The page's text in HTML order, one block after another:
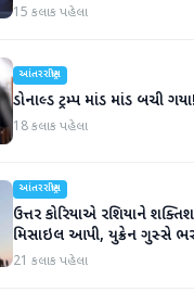
15 કલાક પહેલા
આંતરરાષ્ટ્રીય
ડોનાલ્ડ ટ્રમ્પ માંડ માંડ બચી ગયા!
18 કલાક પહેલા
આંતરરાષ્ટ્રીય
ઉત્તર કોરિયાએ રશિયાને
મિસાઇલ આપી, યુક્રેન ગુસ્સે
21 કલાક પહેલા